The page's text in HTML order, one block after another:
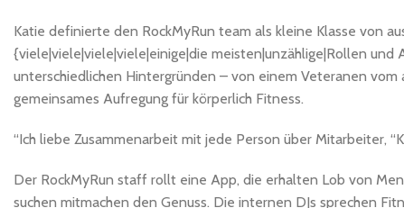
Katie definierte den RockMyRun team als kleine Klasse von
{viele|viele|viele|viele|einige|die meisten|unzählige|Rollen
unterschiedlichen Hintergründen – von einem Veteranen
gemeinsames Aufregung für körperlich Fitness.
“Ich liebe Zusammenarbeit mit jede Person über Mitarbeiter,
Der RockMyRun staff rollt eine App, die erhalten Lob von
suchen mitmachen den Genuss. Die internen DJs sprechen